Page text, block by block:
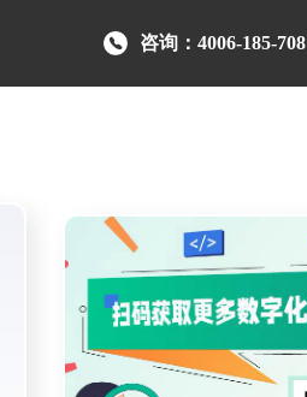
咨询：4006-185-708